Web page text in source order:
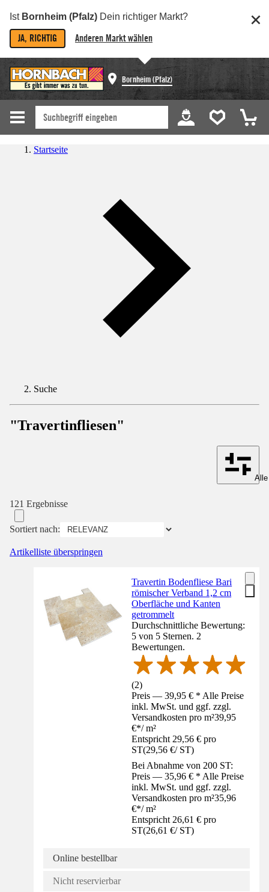
Ist Bornheim (Pfalz) Dein richtiger Markt?
JA, RICHTIG Anderen Markt wählen
Bornheim (Pfalz)
Startseite
Suche
"Travertinfliesen"
121 Ergebnisse
Sortiert nach:
Artikelliste überspringen
Travertin Bodenfliese Bari
römischer Verband 1,2 cm
Oberfläche und Kanten
getrommelt
Durchschnittliche Bewertung:
5 von 5 Sternen. 2
Bewertungen.
(2)
Preis — 39,95 € * Alle Preise
inkl. MwSt. und ggf. zzgl.
Versandkosten pro m²39,95
€*/ m²
Entspricht 29,56 € pro
ST(29,56 €/ ST)
Bei Abnahme von 200 ST:
Preis — 35,96 € * Alle Preise
inkl. MwSt. und ggf. zzgl.
Versandkosten pro m²35,96
€*/ m²
Entspricht 26,61 € pro
ST(26,61 €/ ST)
Online bestellbar
Nicht reservierbar